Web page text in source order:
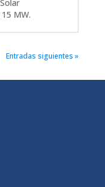
MW.
Entradas siguientes »